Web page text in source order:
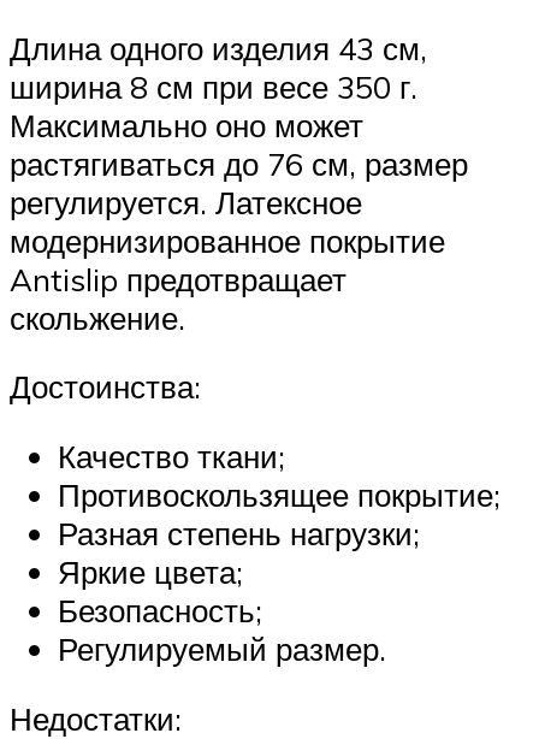
Длина одного изделия 43 см,
ширина 8 см при весе 350 г.
Максимально оно может
растягиваться до 76 см, размер
регулируется. Латексное
модернизированное покрытие
Antislip предотвращает
скольжение.
Достоинства:
Качество ткани;
Противоскользящее покрытие;
Разная степень нагрузки;
Яркие цвета;
Безопасность;
Регулируемый размер.
Недостатки: